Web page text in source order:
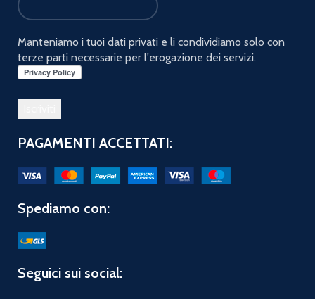
Manteniamo i tuoi dati privati e li condividiamo solo con
terze parti necessarie per l'erogazione dei servizi.
PAGAMENTI ACCETTATI:
Spediamo con:
Seguici sui social: